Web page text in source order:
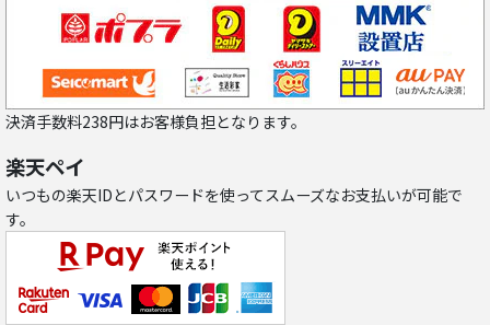
決済手数料238円はお客様負担となります。
楽天ペイ
いつもの楽天IDとパスワードを使ってスムーズなお支払いが可能で
す。